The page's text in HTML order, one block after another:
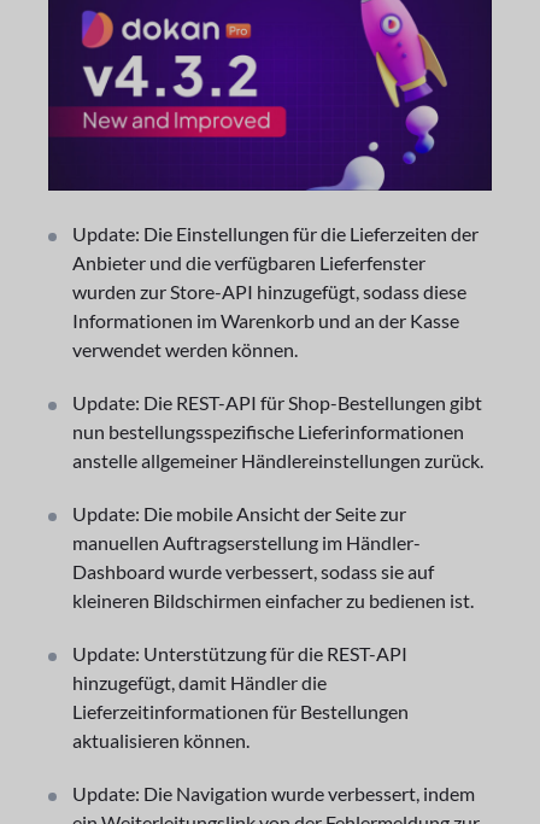
Update: Die Einstellungen für die Lieferzeiten der
Anbieter und die verfügbaren Lieferfenster
wurden zur Store-API hinzugefügt, sodass diese
Informationen im Warenkorb und an der Kasse
verwendet werden können.
Update: Die REST-API für Shop-Bestellungen gibt
nun bestellungsspezifische Lieferinformationen
anstelle allgemeiner Händlereinstellungen zurück.
Update: Die mobile Ansicht der Seite zur
manuellen Auftragserstellung im Händler-
Dashboard wurde verbessert, sodass sie auf
kleineren Bildschirmen einfacher zu bedienen ist.
Update: Unterstützung für die REST-API
hinzugefügt, damit Händler die
Lieferzeitinformationen für Bestellungen
aktualisieren können.
Update: Die Navigation wurde verbessert, indem